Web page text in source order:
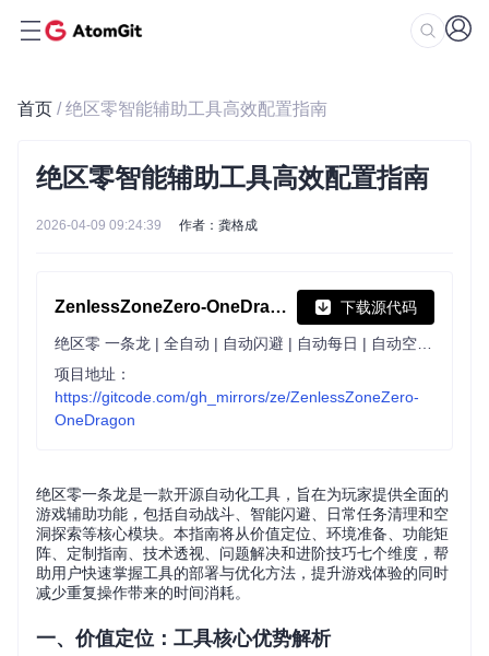
首页 / 绝区零智能辅助工具高效配置指南
绝区零智能辅助工具高效配置指南
2026-04-09 09:24:39 作者：龚格成
ZenlessZoneZero-OneDragon 下载源代码
项目地址：
https://gitcode.com/gh_mirrors/ze/ZenlessZoneZero-
OneDragon
绝区零一条龙是一款开源自动化工具，旨在为玩家提供全面的
游戏辅助功能，包括自动战斗、智能闪避、日常任务清理和空
洞探索等核心模块。本指南将从价值定位、环境准备、功能矩
阵、定制指南、技术透视、问题解决和进阶技巧七个维度，帮
助用户快速掌握工具的部署与优化方法，提升游戏体验的同时
减少重复操作带来的时间消耗。
一、价值定位：工具核心优势解析